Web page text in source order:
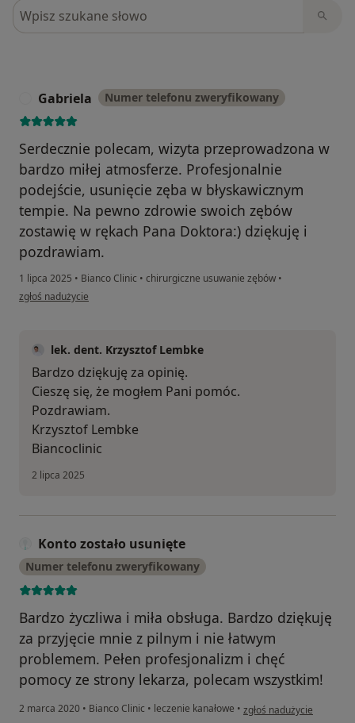
Szukaj w opiniach
Gabriela Numer telefonu zweryfikowany
Serdecznie polecam, wizyta przeprowadzona w
bardzo miłej atmosferze. Profesjonalnie
podejście, usunięcie zęba w błyskawicznym
tempie. Na pewno zdrowie swoich zębów
zostawię w rękach Pana Doktora:) dziękuję i
pozdrawiam.
1 lipca 2025 • Bianco Clinic • chirurgiczne usuwanie zębów •
w opinii użytkownika Gabriela
zgłoś nadużycie
lek. dent. Krzysztof Lembke
Bardzo dziękuję za opinię.
Cieszę się, że mogłem Pani pomóc.
Pozdrawiam.
Krzysztof Lembke
Biancoclinic
2 lipca 2025
Konto zostało usunięte
Numer telefonu zweryfikowany
Bardzo życzliwa i miła obsługa. Bardzo dziękuję
za przyjęcie mnie z pilnym i nie łatwym
problemem. Pełen profesjonalizm i chęć
pomocy ze strony lekarza, polecam wszystkim!
2 marca 2020 • Bianco Clinic • leczenie kanałowe • w opinii użytkownika
zgłoś nadużycie